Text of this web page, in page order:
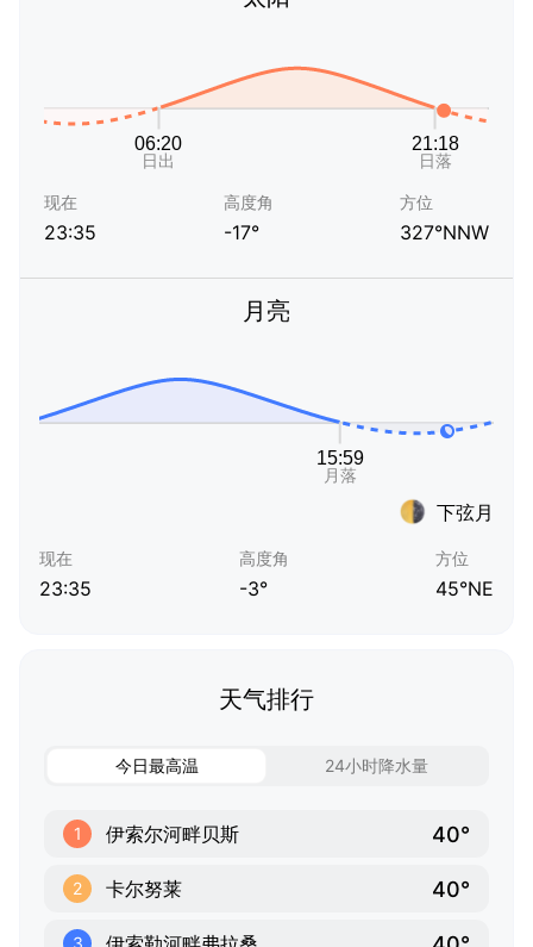
现在
23:35
高度角
-17°
方位
327°NNW
月亮
下弦月
现在
23:35
高度角
-3°
方位
45°NE
天气排行
今日最高温 24小时降水量
1 伊索尔河畔贝斯 40°
2 卡尔努莱 40°